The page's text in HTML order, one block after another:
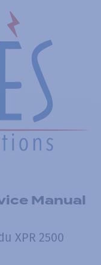
Manual
XPR 2500